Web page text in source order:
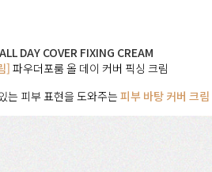
DAY COVER FIXING CREAM
]파우더포룸 올 데이 커버 픽싱 크림
는 피부 표현을 도와주는 피부 바탕 커버 크림